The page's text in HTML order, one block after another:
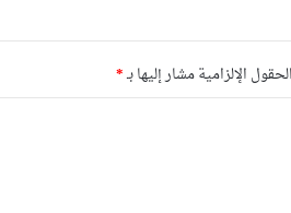
الحقول الإلزامية مشار إليها بـ*